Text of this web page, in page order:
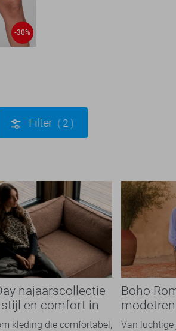
-30%
Filter 2
najaarscollectie
en comfort in
kleding die comfortabel,
Boho
overal
Van luchtige